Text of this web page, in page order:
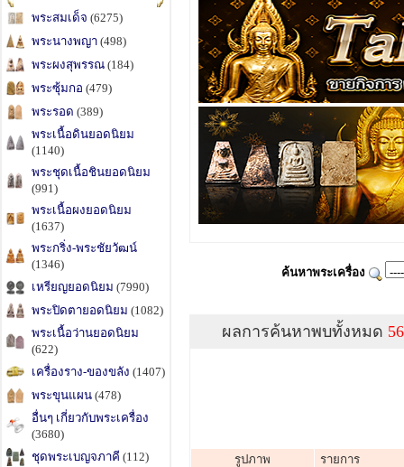
พระสมเด็จ (6275)
พระนางพญา (498)
พระผงสุพรรณ (184)
พระซุ้มกอ (479)
พระรอด (389)
พระเนื้อดินยอดนิยม
(1140)
พระชุดเนื้อชินยอดนิยม
(991)
พระเนื้อผงยอดนิยม
(1637)
พระกริ่ง-พระชัยวัฒน์
(1346)
เหรียญยอดนิยม (7990)
พระปิดตายอดนิยม (1082)
พระเนื้อว่านยอดนิยม
(622)
เครื่องราง-ของขลัง (1407)
พระขุนแผน (478)
อื่นๆ เกี่ยวกับพระเครื่อง
(3680)
ชุดพระเบญจภาคี (112)
ค้นหาพระเครื่อง
ผลการค้นหาพบทั้งหมด
รูปภาพ
รายการ